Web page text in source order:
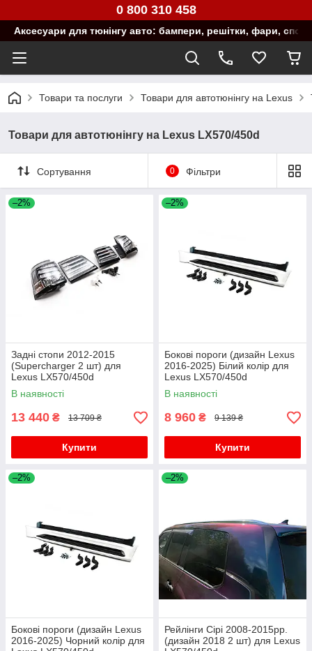
0 800 310 458
Аксесуари для тюнінгу авто: бампери, решітки, фари,
Товари та послуги Товари для автотюнінгу на Lexus
Товари для автотюнінгу на Lexus LX570/450d
Сортування 0 Фільтри
–2%
Задні стопи 2012-2015
(Supercharger 2 шт) для
Lexus LX570/450d
В наявності
13 440 ₴ 13 709 ₴
Купити
–2%
Бокові пороги (дизайн Lexus
2016-2025) Білий колір для
Lexus LX570/450d
В наявності
8 960 ₴ 9 139 ₴
Купити
–2%
Бокові пороги (дизайн Lexus
2016-2025) Чорний колір для
–2%
Рейлінги Сірі 2008-2015рр.
(дизайн 2018 2 шт) для Lexus